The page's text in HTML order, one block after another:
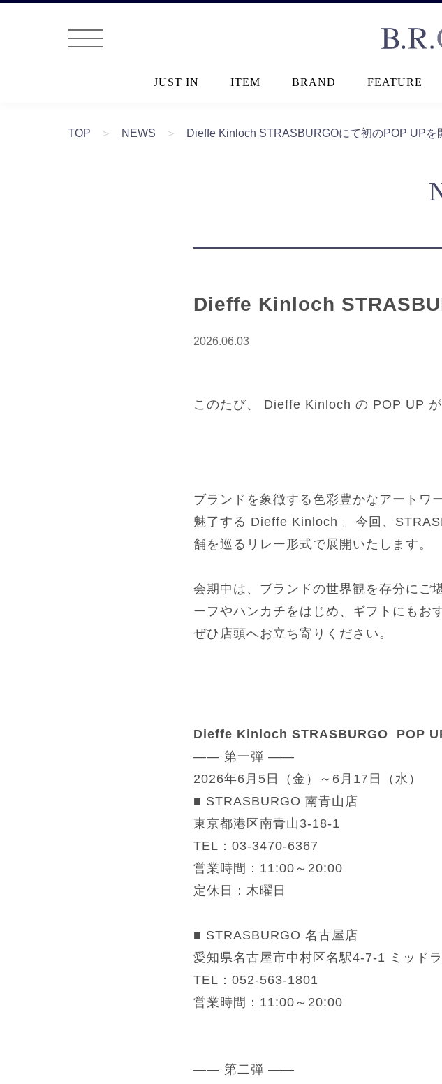
JUST IN ITEM BRAND FEATURE
TOP ＞ NEWS ＞ Dieffe Kinloch STRASBURGOにて初のPOP UPを
Dieffe Kinloch
2026.06.03
このたび、 Dieffe Kinloch の POP UP
ブランドを象徴する色彩豊かなアートワ
魅了する Dieffe Kinloch 。今回、
舗を巡るリレー形式で展開いたします。
会期中は、ブランドの世界観を存分にご
ーフやハンカチをはじめ、ギフトにもお
ぜひ店頭へお立ち寄りください。
Dieffe Kinloch STRASBURGO POP
—— 第一弾 ——
2026年6月5日（金）～6月17日（水）
■ STRASBURGO 南青山店
東京都港区南青山3-18-1
TEL：03-3470-6367
営業時間：11:00～20:00
定休日：木曜日
■ STRASBURGO 名古屋店
愛知県名古屋市中村区名駅4-7-1 ミッド
TEL：052-563-1801
営業時間：11:00～20:00
—— 第二弾 ——